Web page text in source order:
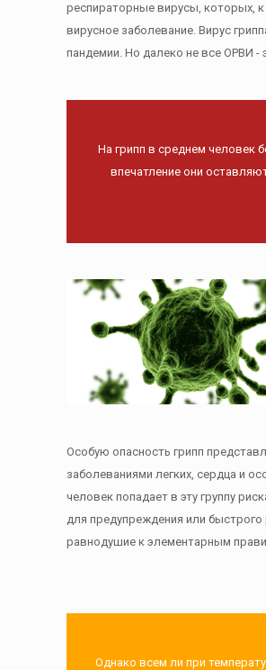
респираторные вирусы, которых,
вирусное заболевание. Вирус
пандемии. Но далеко не все ОРВИ -
На грипп в среднем человек
впечатление они
Особую опасность грипп
заболеваниями легких, сердца и
человек попадает в эту группу
для предупреждения или быстрого
равнодушие к элементарным
Однако всем ли при